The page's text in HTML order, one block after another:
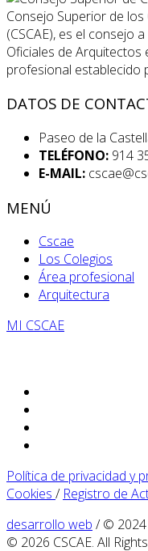
Consejo Superior de
(CSCAE), es el consejo
Oficiales de Arquitectos
profesional establecido
DATOS DE
Paseo de la
TELÉFONO: 914
E-MAIL:
MENÚ
Cscae
Los Colegios
Área profesional
Arquitectura
MI CSCAE
Política de privacidad y
Cookies / Registro de
desarrollo web / © 2024
© 2026 CSCAE. All